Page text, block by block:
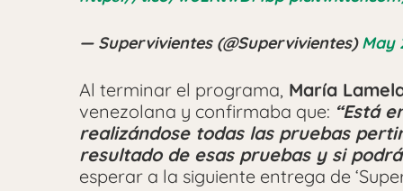
— Supervivientes (@Supervivientes)May
Al terminar el programa, María
venezolana y confirmaba que: “Está
realizándose todas las pruebas
resultado de esas pruebas y si
esperar a la siguiente entrega de